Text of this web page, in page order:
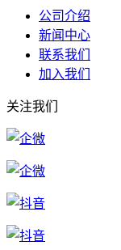
公司介绍
新闻中心
联系我们
加入我们
关注我们